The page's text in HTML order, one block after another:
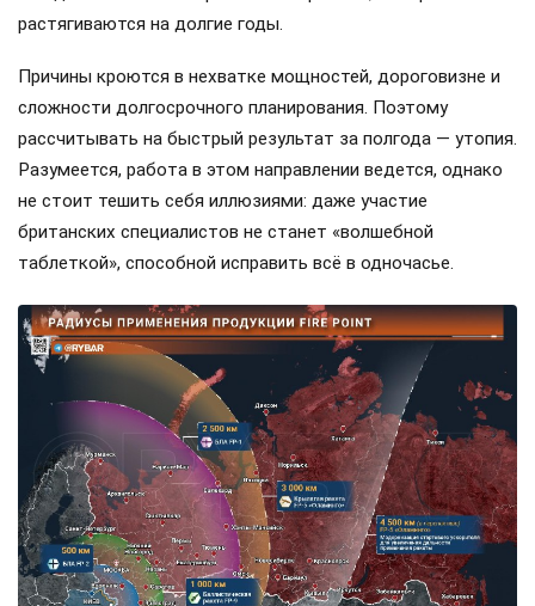
растягиваются на долгие годы.
Причины кроются в нехватке мощностей, дороговизне и
сложности долгосрочного планирования. Поэтому
рассчитывать на быстрый результат за полгода — утопия.
Разумеется, работа в этом направлении ведется, однако
не стоит тешить себя иллюзиями: даже участие
британских специалистов не станет «волшебной
таблеткой», способной исправить всё в одночасье.